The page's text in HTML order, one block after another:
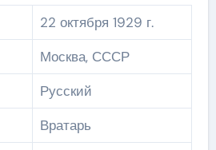
22 октября 1929 г.
Москва, СССР
Русский
Вратарь